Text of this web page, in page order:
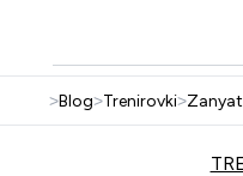
>Blog>Trenirovki>